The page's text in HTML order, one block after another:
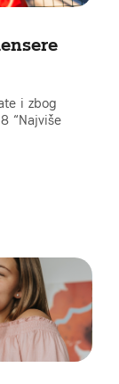
i zbog
“Najviše